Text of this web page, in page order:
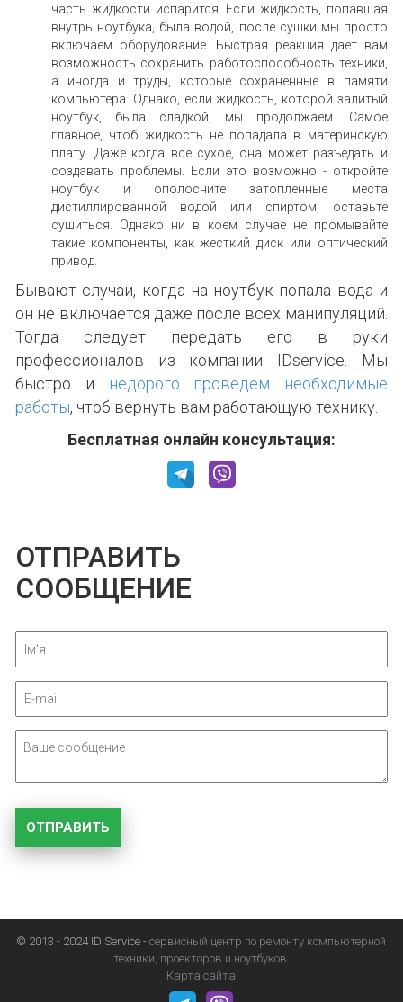
часть жидкости испарится. Если жидкость, попавшая
внутрь ноутбука, была водой, после сушки мы просто
включаем оборудование. Быстрая реакция дает вам
возможность сохранить работоспособность техники,
а иногда и труды, которые сохраненные в памяти
компьютера. Однако, если жидкость, которой залитый
ноутбук, была сладкой, мы продолжаем. Самое
главное, чтоб жидкость не попадала в материнскую
плату. Даже когда все сухое, она может разъедать и
создавать проблемы. Если это возможно - откройте
ноутбук и ополосните затопленные места
дистиллированной водой или спиртом, оставьте
сушиться. Однако ни в коем случае не промывайте
такие компоненты, как жесткий диск или оптический
привод.
Бывают случаи, когда на ноутбук попала вода и
он не включается даже после всех манипуляций.
Тогда следует передать его в руки
профессионалов из компании IDservice. Мы
быстро и
недорого проведем необходимые
работы, чтоб вернуть вам работающую технику.
Бесплатная онлайн консультация:
ОТПРАВИТЬ
СООБЩЕНИЕ
© 2013 - 2024 ID Service -сервисный центр по ремонту компьютерной
техники, проекторов и ноутбуков.
Карта сайта